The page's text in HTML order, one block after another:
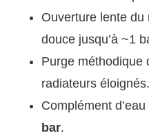
Ouverture lente
douce jusqu’à ~1
Purge méthodique
radiateurs éloignés.
Complément d’eau
bar.